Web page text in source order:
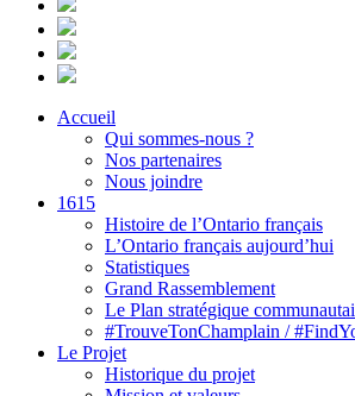
Accueil
Qui sommes-nous ?
Nos partenaires
Nous joindre
1615
Histoire de l’Ontario français
L’Ontario français aujourd’hui
Statistiques
Grand Rassemblement
Le Plan stratégique
#TrouveTonChamplain /
Le Projet
Historique du projet